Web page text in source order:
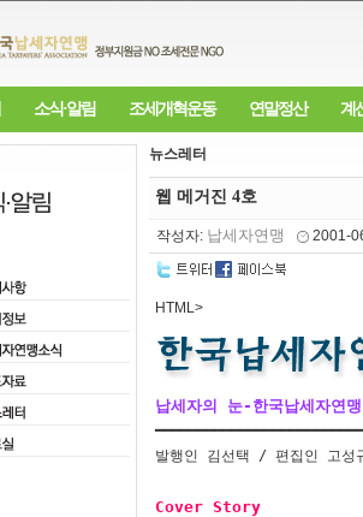
소식·알림 조세개혁운동 연말정산 계
뉴스레터
웹 메거진 4호
작성자: 납세자연맹 2001-
HTML>
납세자의 눈-한국납세자
발행인 김선택 / 편집인 고
Cover Story